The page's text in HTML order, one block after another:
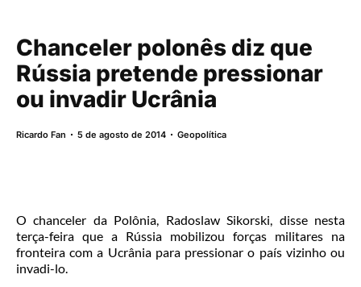
Chanceler polonês diz que
Rússia pretende pressionar
ou invadir Ucrânia
Ricardo Fan 5 de agosto de 2014 Geopolítica
O chanceler da Polônia, Radoslaw Sikorski, disse nesta
terça-feira que a Rússia mobilizou forças militares na
fronteira com a Ucrânia para pressionar o país vizinho ou
invadi-lo.